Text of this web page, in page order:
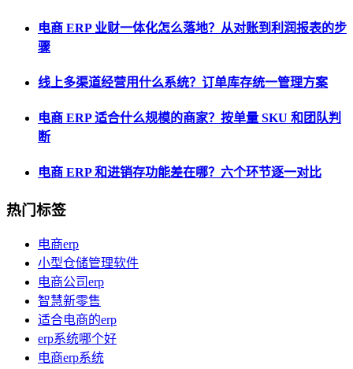
电商 ERP 业财一体化怎么落地？从对账到利润报表的步
骤
线上多渠道经营用什么系统？订单库存统一管理方案
电商 ERP 适合什么规模的商家？按单量 SKU 和团队判
断
电商 ERP 和进销存功能差在哪？六个环节逐一对比
热门标签
电商erp
小型仓储管理软件
电商公司erp
智慧新零售
适合电商的erp
erp系统哪个好
电商erp系统